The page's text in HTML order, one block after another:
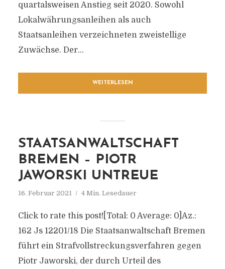
quartalsweisen Anstieg seit 2020. Sowohl
Lokalwährungsanleihen als auch
Staatsanleihen verzeichneten zweistellige
Zuwächse. Der...
WEITERLESEN
STAATSANWALTSCHAFT
BREMEN – PIOTR
JAWORSKI UNTREUE
16. Februar 2021 4 Min. Lesedauer
Click to rate this post![Total: 0 Average: 0]Az.:
162 Js 12201/​18 Die Staatsanwaltschaft Bremen
führt ein Strafvollstreckungsverfahren gegen
Piotr Jaworski, der durch Urteil des